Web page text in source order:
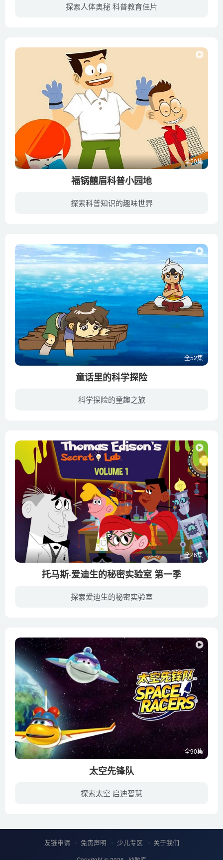
探索人体奥秘 科普教育佳片
全50集
福锅囍眉科普小园地
探索科普知识的趣味世界
全52集
童话里的科学探险
科学探险的童趣之旅
全26集
托马斯·爱迪生的秘密实验室 第一季
探索爱迪生的秘密实验室
全90集
太空先锋队
探索太空 启迪智慧
友链申请 免责声明 少儿专区 关于我们